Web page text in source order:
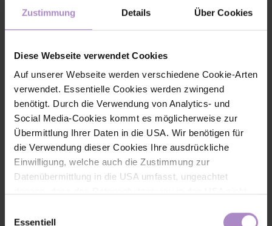
Zustimmung Details Über Cookies
Diese Webseite verwendet Cookies
Auf unserer Webseite werden verschiedene Cookie-Arten
verwendet. Essentielle Cookies werden zwingend
benötigt. Durch die Verwendung von Analytics- und
Social Media-Cookies kommt es möglicherweise zur
Übermittlung Ihrer Daten in die USA. Wir benötigen für
die Verwendung dieser Cookies Ihre ausdrückliche
Einwilligung, welche auch die Zustimmung zur
Datenübermittlung in die USA umfasst, ungeachtet
für die Rechte und Freiheiten der betroffenen Personen
Essentiell
Seit 2017: Labortechniker, Forschungszentrum Human-Centred
Technologies, FHV - Vorarlberg University of Applied Sciences
2014 – 2017: Wissenschaftlicher Mitarbeiter, Forschungszentrum
Applied Sciences
2013 – 2013: User Interface Entwickler, WolfVision GmbH
2010 – 2013: Bachelorstudium Mechatronik, FHV - Vorarlberg
University of Applied Sciences
Kontaktinformationen